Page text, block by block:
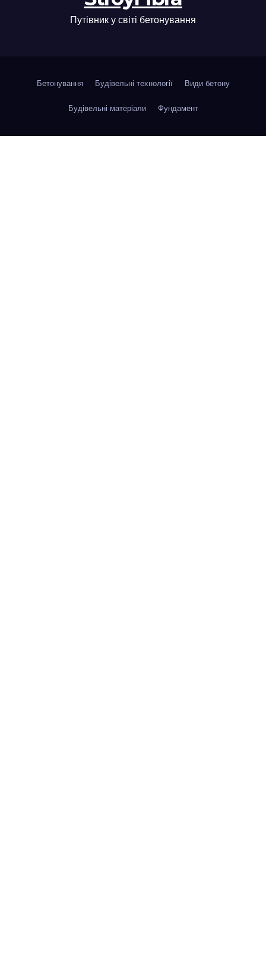
Путівник у світі бетонування
Бетонування Будівельні технології Види бетону
Будівельні матеріали Фундамент